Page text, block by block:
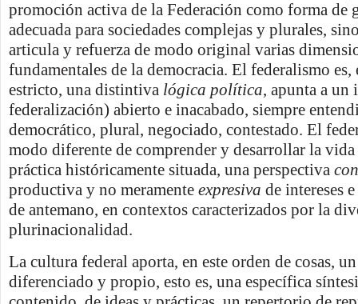
promoción activa de la Federación como forma de
adecuada para sociedades complejas y plurales,
articula y refuerza de modo original varias
fundamentales de la democracia. El federalismo es,
estricto, una distintiva lógica política, apunta a un
federalización) abierto e inacabado, siempre
democrático, plural, negociado, contestado. El
modo diferente de comprender y desarrollar la
práctica históricamente situada, una perspectiva
productiva y no meramente expresiva de intereses
de antemano, en contextos caracterizados por la
plurinacionalidad.
La cultura federal aporta, en este orden de cosas,
diferenciado y propio, esto es, una específica